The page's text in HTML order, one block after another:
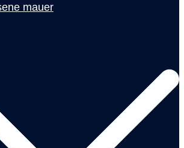
mauer